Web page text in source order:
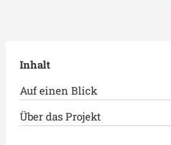
Inhalt
Auf einen Blick
Über das Projekt